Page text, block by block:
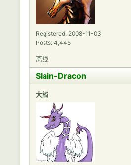
Registered: 2008-11-03
Posts: 4,445
离线
Slain-Dracon
大觸